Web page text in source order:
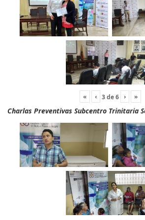
« ‹ 3de6 › »
Charlas Preventivas Subcentro Trinitaria